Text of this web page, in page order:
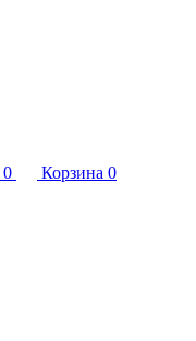
0 Корзина 0